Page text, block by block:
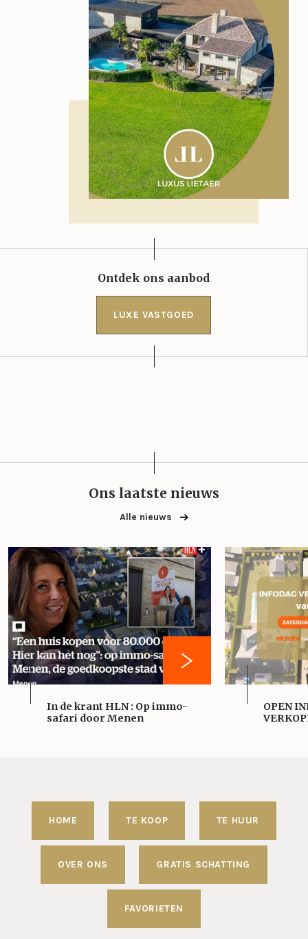
Ontdek ons aanbod
LUXE VASTGOED
Ons laatste nieuws
Alle nieuws
In de krant HLN : Op immo-
safari door Menen
OPEN
HOME TE KOOP TE HUUR
OVER ONS GRATIS SCHATTING
FAVORIETEN